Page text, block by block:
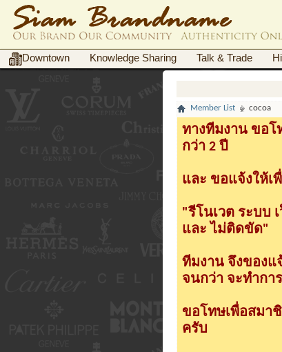
Downtown Knowledge Sharing Talk & Trade
Member List cocoa
ทางทีมงาน ขอโ
กว่า 2 ปี
และ ขอแจ้งให้เ
"รีโนเวต ระบบ
และ ไม่ติดขัด"
ทีมงาน จึงของแ
จนกว่า จะทำกา
ขอโทษเพื่อสมา
ครับ